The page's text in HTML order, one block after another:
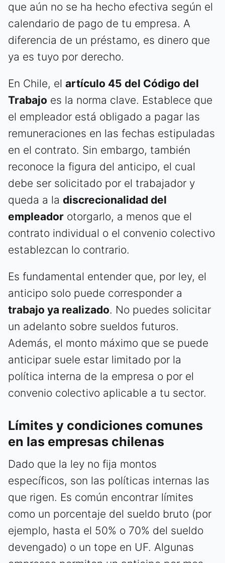
que aún no se ha hecho efectiva según el
calendario de pago de tu empresa. A
diferencia de un préstamo, es dinero que
ya es tuyo por derecho.
En Chile, el artículo 45 del Código del
Trabajo es la norma clave. Establece que
el empleador está obligado a pagar las
remuneraciones en las fechas estipuladas
en el contrato. Sin embargo, también
reconoce la figura del anticipo, el cual
debe ser solicitado por el trabajador y
queda a la discrecionalidad del
empleador otorgarlo, a menos que el
contrato individual o el convenio colectivo
establezcan lo contrario.
Es fundamental entender que, por ley, el
anticipo solo puede corresponder a
trabajo ya realizado. No puedes solicitar
un adelanto sobre sueldos futuros.
Además, el monto máximo que se puede
anticipar suele estar limitado por la
política interna de la empresa o por el
convenio colectivo aplicable a tu sector.
Límites y condiciones comunes
en las empresas chilenas
Dado que la ley no fija montos
específicos, son las políticas internas las
que rigen. Es común encontrar límites
como un porcentaje del sueldo bruto (por
ejemplo, hasta el 50% o 70% del sueldo
devengado) o un tope en UF. Algunas